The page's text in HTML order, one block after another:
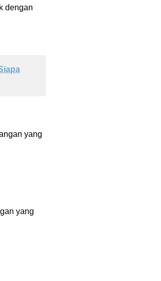
dengan
yang
yang